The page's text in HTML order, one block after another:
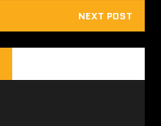
NEXT POST